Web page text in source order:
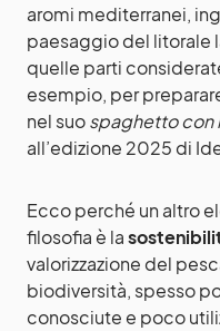
aromi mediterranei,
paesaggio del litorale
quelle parti
esempio, per
nel suospaghetto con
all’edizione 2025 di
Ecco perché un altro
filosofia è la
valorizzazione del
biodiversità, spesso
conosciute e poco